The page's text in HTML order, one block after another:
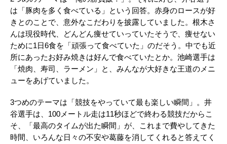
は「豚肉を多く食べている」という回答。赤身のロースが好
きとのことで、意外なこだわりを披露していました。根木さ
んは現役時代、どんどん痩せていっていたそうで、痩せない
ために1日6食を「頑張って食べていた」のだそう。中でも近
所にあったお好み焼きは好んで食べていたとか。池崎選手は
「焼肉、寿司、ラーメン」と、みんなが大好きな王道のメニ
ューをあげていました。
3つめのテーマは「競技をやっていて最も楽しい瞬間」。井
谷選手は、100メートル走は11秒ほどで終わる競技だからこ
そ、「最高のタイムが出た瞬間」が、これまで費やしてきた
時間、いろんな日々の不安や葛藤を消してくれると答えてく